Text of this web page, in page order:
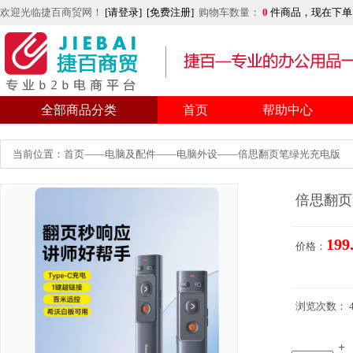
欢迎光临捷百商贸网！ [请登录] [免费注册] 购物车数量： 0 件商品，现在下单
全部商品分类 首页 帮助中心
当前位置：首页——电脑及配件——电脑外设——倍思翻页笔绿光充电版
倍思翻
价格：
浏览次数：
+